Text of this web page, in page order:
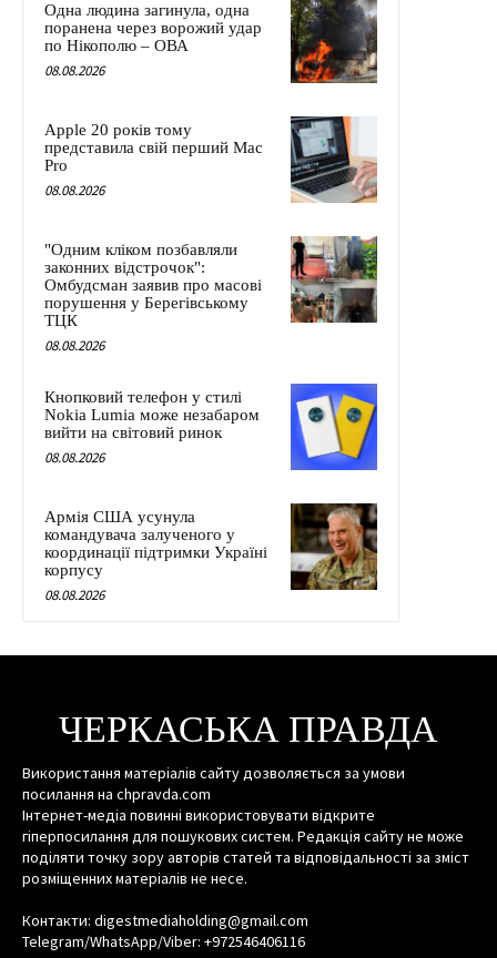
Одна людина загинула, одна
поранена через ворожий удар
по Нікополю – ОВА
08.08.2026
Apple 20 років тому
представила свій перший Mac
Pro
08.08.2026
"Одним кліком позбавляли
законних відстрочок":
Омбудсман заявив про масові
порушення у Берегівському
ТЦК
08.08.2026
Кнопковий телефон у стилі
Nokia Lumia може незабаром
вийти на світовий ринок
08.08.2026
Армія США усунула
командувача залученого у
координації підтримки Україні
корпусу
08.08.2026
ЧЕРКАСЬКА ПРАВДА
Використання матеріалів сайту дозволяється за умови
посилання на chpravda.com
Інтернет-медіа повинні використовувати відкрите
гіперпосилання для пошукових систем. Редакція сайту не може
поділяти точку зору авторів статей та відповідальності за зміст
розміщенних матеріалів не несе.
Контакти: digestmediaholding@gmail.com
Telegram/WhatsApp/Viber: +972546406116